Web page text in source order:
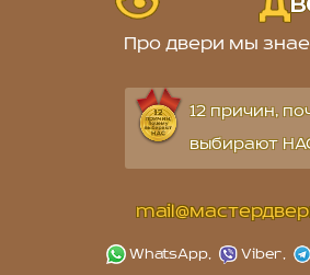
Про двери мы
12 причин,
выбирают